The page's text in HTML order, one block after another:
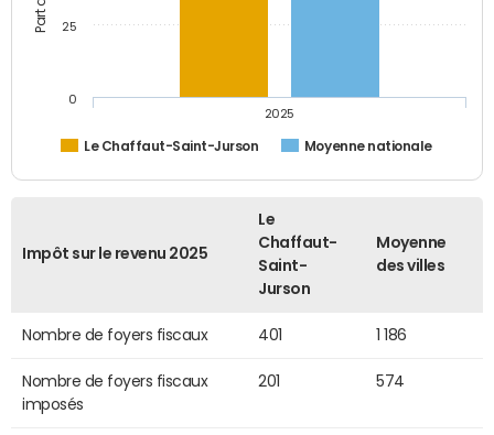
Le Chaffaut-Saint-Jurson Moyenne nationale
2025
0
25
Impôt sur le revenu 2025
Le
Chaffaut-
Saint-
Jurson
Moyenne
des villes
Nombre de foyers fiscaux 401 1 186
Nombre de foyers fiscaux
imposés
201 574